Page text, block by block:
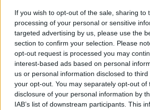
If you wish to opt-out of the sale, sharing to
processing of your personal or sensitive
targeted advertising by us, please use the
section to confirm your selection. Please
opt-out request is processed you may
interest-based ads based on personal
us or personal information disclosed to
your opt-out. You may separately opt-out of
disclosure of your personal information by
IAB’s list of downstream participants. This
Visi įrašai
Žiūrimiausi įrašai
Vaizdai iš tragiškos avarijos Vilniaus r.:
vaiko gyvybių išgelbėti nepavyko